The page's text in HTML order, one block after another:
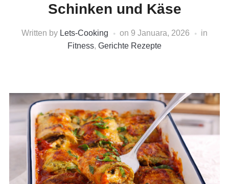
Schinken und Käse
Written by Lets-Cooking on 9 Januara, 2026
in
Fitness, Gerichte Rezepte